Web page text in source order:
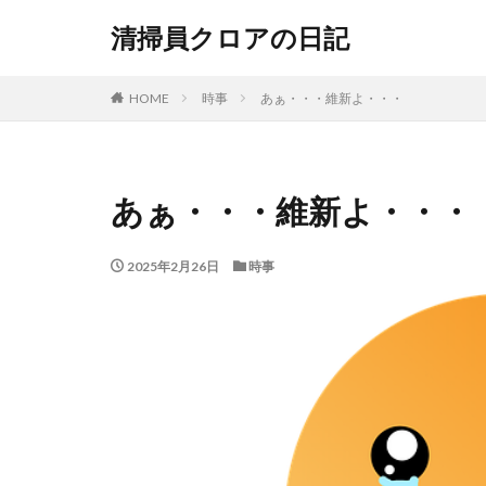
清掃員クロアの日記
HOME 時事 あぁ・・・維新よ・・・
あぁ・・・維新よ・・・
2025年2月26日 時事